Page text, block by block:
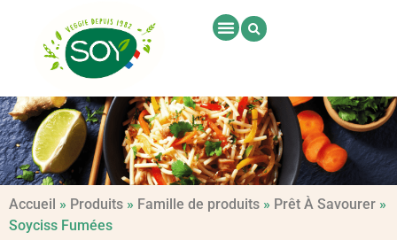
Accueil » Produits » Famille de produits » Prêt À Savourer »
Soyciss Fumées